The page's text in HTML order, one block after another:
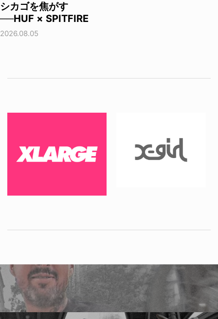
シカゴを焦がす
──HUF × SPITFIRE
2026.08.05